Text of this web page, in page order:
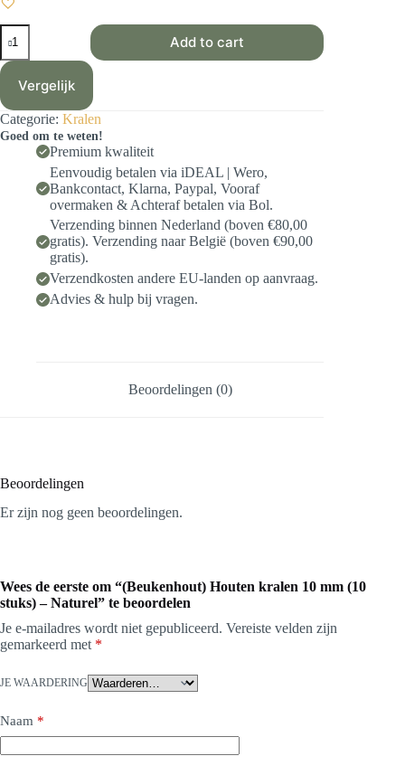
(Beukenhout)
Houten
kralen
10
(10
stuks)
-
Naturel
Add to cart
Vergelijk
Categorie: Kralen
Goed om te weten!
Premium kwaliteit
Eenvoudig betalen via iDEAL | Wero,
Bankcontact, Klarna, Paypal, Vooraf
overmaken & Achteraf betalen via Bol.
Verzending binnen Nederland (boven €80,00
gratis). Verzending naar België (boven €90,00
gratis).
Verzendkosten andere EU-landen op aanvraag.
Advies & hulp bij vragen.
Beoordelingen (0)
Beoordelingen
Er zijn nog geen beoordelingen.
Wees de eerste om “(Beukenhout) Houten kralen 10 mm (10
stuks) – Naturel” te beoordelen
Je e-mailadres wordt niet gepubliceerd. Vereiste velden zijn
gemarkeerd met *
JE WAARDERING
Naam *